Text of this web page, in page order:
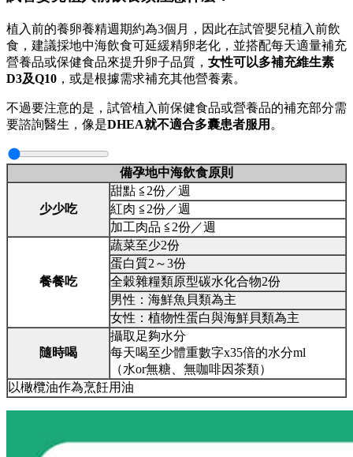
植入前的養卵養精週期約為3個月，因此在試管嬰兒植入前飲
食，建議採地中海飲食可延緩精卵老化，並搭配每天適量補充
營養品或保健食品來提升卵子品質， 女性可以多補充維生素
D3及Q10 ，或是根據需求補充其他營養素。
不過要注意的是，試管植入前保健食品或營養品的補充部分需
要諮詢醫生，像是DHEA就不適合多囊患者服用 。
備孕地中海飲食原則
少少吃
甜點 ≦2份／週
紅肉 ≦2份／週
加工肉品 ≦2份／週
餐餐吃
蔬菜至少2份
蛋白質2～3份
全穀雜糧類原型碳水化合物2份
男性：海鮮魚貝類為主
女性：植物性蛋白與海鮮貝類為主
隨時喝
攝取足夠水分
每天喝至少體重數字x35倍的水分ml
（水or無糖、無咖啡因茶類）
以橄欖油作為烹飪用油